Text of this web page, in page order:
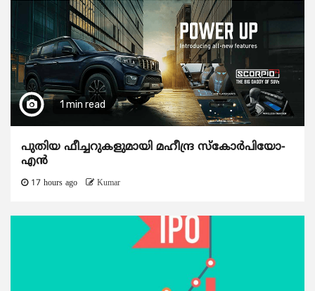
1 min read
പുതിയ ഫീച്ചറുകളുമായി മഹീന്ദ്ര സ്കോർപിയോ-
എൻ
17 hours ago Kumar